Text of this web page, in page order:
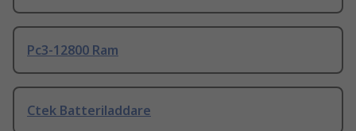
Pc3-12800 Ram
Ctek Batteriladdare